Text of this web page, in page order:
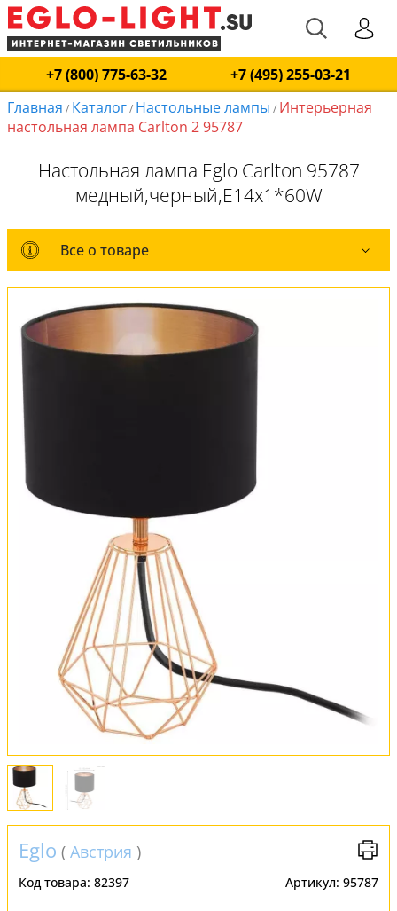
+7 (800) 775-63-32
+7 (495) 255-03-21
Главная / Каталог/ Настольные лампы / Интерьерная
настольная лампа Carlton 2 95787
Настольная лампа Eglo Carlton 95787
медный,черный,E14x1*60W
Все о товаре
Все о товаре
Установка
Отзывы
Eglo ( Австрия )
Код товара: 82397 Артикул: 95787